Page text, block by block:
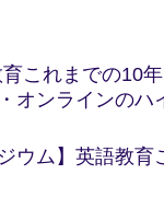
これまでの10
オンラインのハ
ウム】英語教